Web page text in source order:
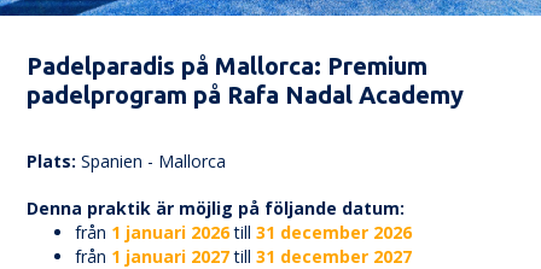
Padelparadis på Mallorca: Premium
padelprogram på Rafa Nadal Academy
Plats: Spanien - Mallorca
Denna praktik är möjlig på följande datum:
från 1 januari 2026till31 december 2026
från 1 januari 2027till31 december 2027